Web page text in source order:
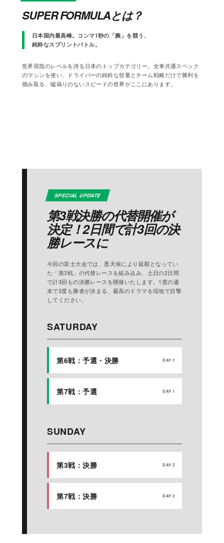
SUPER FORMULAとは？
日本国内最高峰。コンマ1秒の「腕」を競う、
純粋なスプリントバトル。
世界屈指のレベルを誇る日本のトップカテゴリー。全車共通スペック
のマシンを使い、ドライバーの純粋な技量とチーム戦略だけで勝利を
掴み取る、嘘偽りのないスピードの世界がここにあります。
SPECIAL UPDATE
第3戦決勝の代替開催が
決定！2日間で計3回の決
勝レースに
今回の富士大会では、悪天候により延期となってい
た「第3戦」の代替レースを組み込み、土日の2日間
で計3回もの決勝レースを開催いたします。1度の週
末で3度も勝者が決まる、最高のドラマを現地で目撃
してください。
SATURDAY
第6戦：予選・決勝 DAY 1
第7戦：予選 DAY 1
SUNDAY
第3戦：決勝 DAY 2
第7戦：決勝 DAY 2